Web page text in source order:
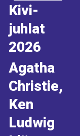
Kivi-
juhlat
2026
Agatha
Christie,
Ken
Ludwig